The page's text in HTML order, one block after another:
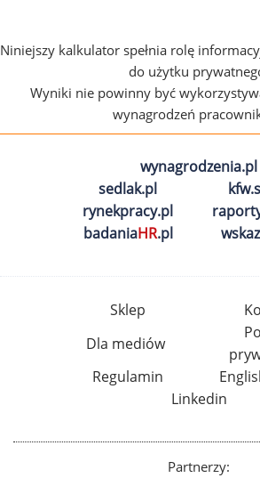
Niniejszy kalkulator spełnia rolę
do użytku
Wyniki nie powinny być
wynagrodzeń
wynagrodzenia.pl
sedlak.pl
rynekpracy.pl
badaniaHR.pl
Sklep
Dla mediów
Regulamin
Linkedin
Partnerzy: